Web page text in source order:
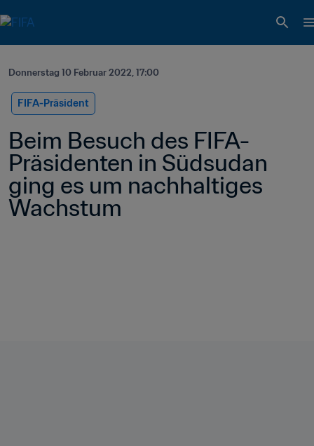
Donnerstag 10 Februar 2022, 17:00
FIFA-Präsident
Beim Besuch des FIFA-
Präsidenten in Südsudan
ging es um nachhaltiges
Wachstum